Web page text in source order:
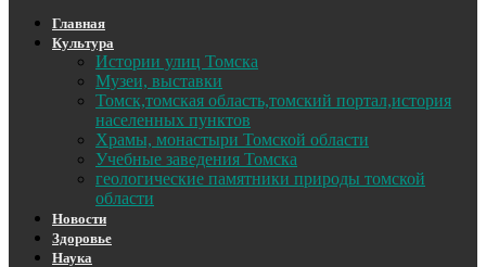
Главная
Культура
Истории улиц Томска
Музеи, выставки
Томск,томская область,томский портал,история
населенных пунктов
Храмы, монастыри Томской области
Учебные заведения Томска
геологические памятники природы томской
области
Новости
Здоровье
Наука